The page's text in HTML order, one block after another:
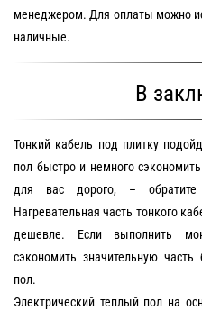
менеджером. Для оплаты можно
наличные.
В
Тонкий кабель под плитку
пол быстро и немного
для вас дорого, –
Нагревательная часть тонкого
дешевле. Если выполнить
сэкономить значительную
пол.
Электрический теплый пол на